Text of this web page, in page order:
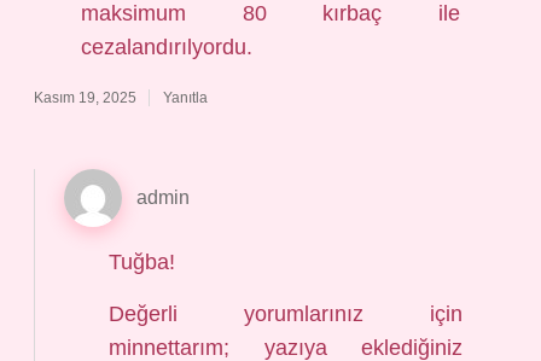
maksimum 80 kırbaç ile
cezalandırılyordu.
Kasım 19, 2025 Yanıtla
admin
Tuğba!
Değerli yorumlarınız için
minnettarım; yazıya eklediğiniz